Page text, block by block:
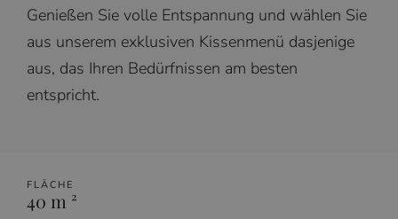
Genießen Sie volle Entspannung und wählen Sie
aus unserem exklusiven Kissenmenü dasjenige
aus, das Ihren Bedürfnissen am besten
entspricht.
FLÄCHE
40 m ²